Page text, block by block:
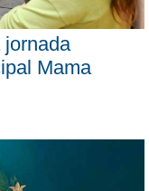
jornada
Mama